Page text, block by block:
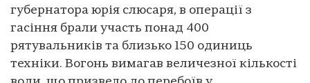
губернатора юрія слюсаря, в операції з
гасіння брали участь понад 400
рятувальників та близько 150 одиниць
техніки. Вогонь вимагав величезної кількості